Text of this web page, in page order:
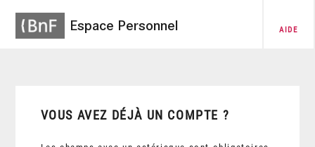
Espace Personnel AIDE
VOUS AVEZ DÉJÀ UN COMPTE ?